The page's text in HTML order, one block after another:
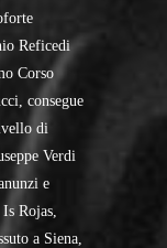
Reficedi
Corso
consegue
di
Verdi
e
Rojas,
a Siena,